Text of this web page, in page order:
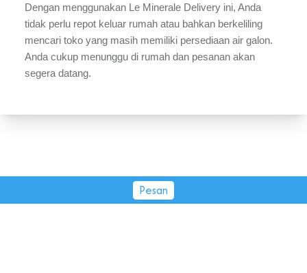
Dengan menggunakan Le Minerale Delivery ini, Anda
tidak perlu repot keluar rumah atau bahkan berkeliling
mencari toko yang masih memiliki persediaan air galon.
Anda cukup menunggu di rumah dan pesanan akan
segera datang.
Pesan